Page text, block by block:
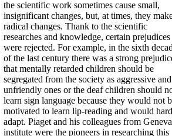
the scientific work sometimes cause small,
insignificant changes, but, at times, they
radical changes. Thank to the scientific
researches and knowledge, certain prejudices
were rejected. For example, in the sixth
of the last century there was a strong
that mentally retarded children should be
segregated from the society as aggressive and
unfriendly ones or the deaf children should
learn sign language because they would not
motivated to learn lip-reading and would
adapt. Piaget and his colleagues from Geneva
institute were the pioneers in researching this